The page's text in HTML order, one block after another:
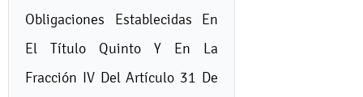
Obligaciones Establecidas En
El Título Quinto Y En La
Fracción IV Del Artículo 31 De